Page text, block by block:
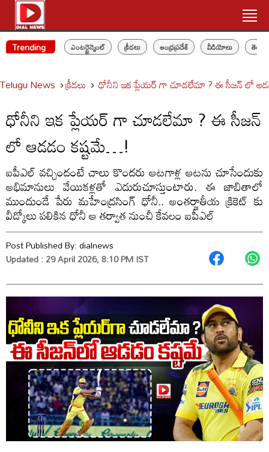
Trending ఎంటర్టైన్మెంట్ క్రీడలు ఆంధ్రప్రదేశ్ వీడియోలు
Telugu News క్రీడలు ధోనీని ఇక ప్లేయర్ గా చూడలేమా ? ఈ సీజన్ లో
ధోనీని ఇక ప్లేయర్ గా చూడలేమా ? ఈ సీజన్
లో ఆడడం కష్టమే…!
ఐపీఎల్ వచ్చిందంటే చాలు కొందరు ఆటగాళ్ల ఆటను చూసేందుకు
అభిమానులు వేయికళ్లతో ఎదురుచూస్తుంటారు. ఈ జాబితాలో
ముందుండే పేరు మహేంద్రసింగ్ ధోనీ.. అంతర్జాతీయ క్రికెట్ కు
వీడ్కోలు పలికిన ధోనీ ఆ తర్వాత నుంచీ కేవలం ఐపీఎల్
Post Published By:dialnews
Updated : 29 April 2026, 8:10 PM IST